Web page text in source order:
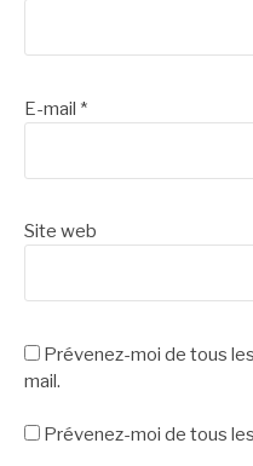
E-mail *
Site web
Prévenez-moi de tous
mail.
Prévenez-moi de tous